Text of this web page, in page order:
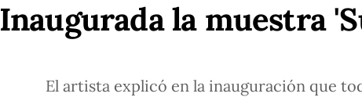
Inaugurada la muestra
El artista explicó en la inauguración que